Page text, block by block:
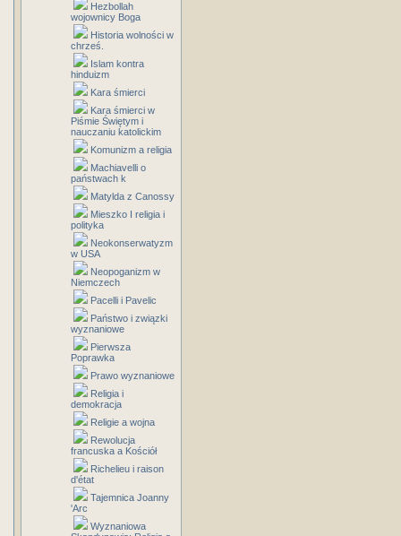
Hezbollah
wojownicy Boga
Historia wolności w
chrześ.
Islam kontra
hinduizm
Kara śmierci
Kara śmierci w
Piśmie Świętym i
nauczaniu katolickim
Komunizm a religia
Machiavelli o
państwach k
Matylda z Canossy
Mieszko I religia i
polityka
Neokonserwatyzm
w USA
Neopoganizm w
Niemczech
Pacelli i Pavelic
Państwo i związki
wyznaniowe
Pierwsza
Poprawka
Prawo wyznaniowe
Religia i
demokracja
Religie a wojna
Rewolucja
francuska a Kościół
Richelieu i raison
d'état
Tajemnica Joanny
'Arc
Wyznaniowa